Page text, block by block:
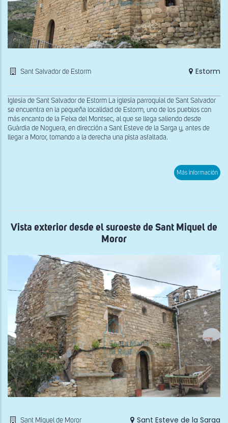
Sant Salvador de Estorm Estorm
Iglesia de Sant Salvador de Estorm La iglesia parroquial de Sant Salvador
se encuentra en la pequeña localidad de Estorm, uno de los pueblos con
más encanto de la Feixa del Montsec, al que se llega saliendo desde
Guàrdia de Noguera, en dirección a Sant Esteve de la Sarga y, antes de
llegar a Moror, tomando a la derecha una pista asfaltada.
Más información
Vista exterior desde el suroeste de Sant Miquel de
Moror
Sant Miquel de Moror Sant Esteve de la Sarga